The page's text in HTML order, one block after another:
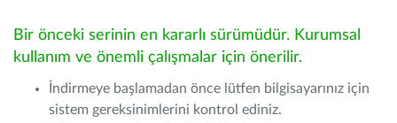
Bir önceki serinin en kararlı sürümüdür. Kurumsal
kullanım ve önemli çalışmalar için önerilir.
İndirmeye başlamadan önce lütfen bilgisayarınız için
sistem gereksinimlerini kontrol ediniz.